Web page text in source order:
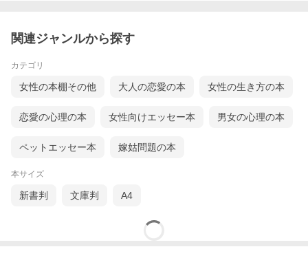
関連ジャンルから探す
カテゴリ
女性の本棚その他 大人の恋愛の本 女性の生き方の本
恋愛の心理の本 女性向けエッセー本 男女の心理の本
ペットエッセー本 嫁姑問題の本
本サイズ
新書判 文庫判 A4